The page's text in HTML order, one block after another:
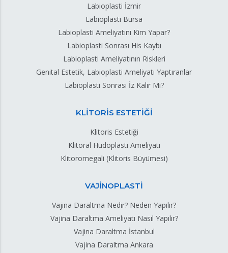
Labioplasti İzmir
Labioplasti Bursa
Labioplasti Ameliyatını Kim Yapar?
Labioplasti Sonrası His Kaybı
Labioplasti Ameliyatının Riskleri
Genital Estetik, Labioplasti Ameliyatı Yaptıranlar
Labioplasti Sonrası İz Kalır Mı?
KLİTORİS ESTETİĞİ
Klitoris Estetiği
Klitoral Hudoplasti Ameliyatı
Klitoromegali (Klitoris Büyümesi)
VAJİNOPLASTİ
Vajina Daraltma Nedir? Neden Yapılır?
Vajina Daraltma Ameliyatı Nasıl Yapılır?
Vajina Daraltma İstanbul
Vajina Daraltma Ankara